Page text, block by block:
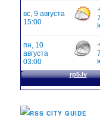
CITY GUIDE